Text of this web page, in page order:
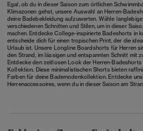
Egal, ob du in dieser Saison zum örtlichen
Klimazonen gehst, unsere Auswahl an Herren-
deine Badebekleidung aufzuwerten. Wähle
verschiedenen Schnitten und Stilen, um in dieser
machen. Entdecke College-inspirierte Badeshorts in
entscheide dich für einen tropischen Print, der die
Urlaub ist. Unsere Longline Boardshorts für Herren
den Strand, im lässigen und entspannten Schnitt mit
Entdecke den zeitlosen Look der Herren-
Kollektion. Diese minimalistischen Shorts bieten
Farben für deine Bademodenkollektion. Entdecke
Herrenaccessoires , wenn du in dieser Saison am